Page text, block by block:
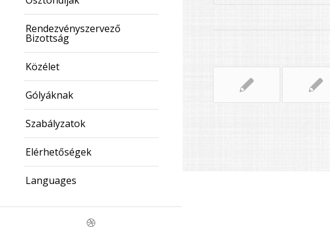
Rendezvényszervező
Bizottság
Közélet
Gólyáknak
Szabályzatok
Elérhetőségek
Languages